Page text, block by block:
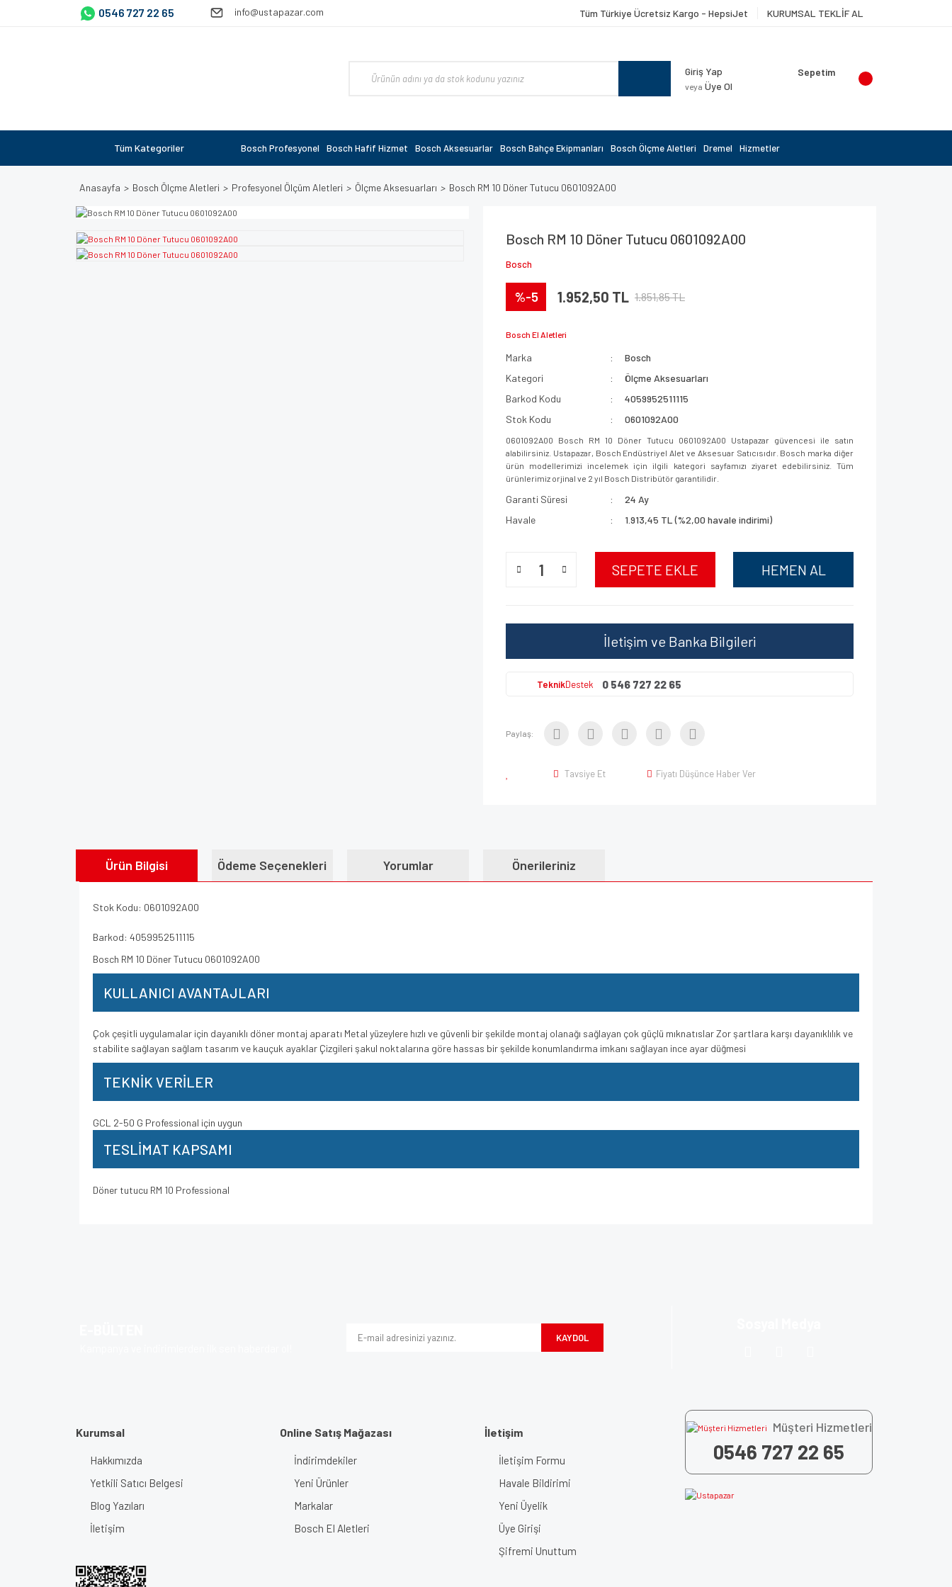
0546 727 22 65 info@ustapazar.com Tüm Türkiye Ücretsiz Kargo - HepsiJet KURUMSAL TEKLİF AL
Giriş Yap
veya Üye Ol
Sepetim
Tüm Kategoriler Bosch Profesyonel Bosch Hafif Hizmet Bosch Aksesuarlar Bosch Bahçe Ekipmanları Bosch Ölçme Aletleri Dremel Hizmetler
Anasayfa Bosch Ölçme Aletleri Profesyonel Ölçüm Aletleri Ölçme Aksesuarları Bosch RM 10 Döner Tutucu 0601092A00
Bosch RM 10 Döner Tutucu 0601092A00
Bosch
%-5 1.952,50 TL 1.851,85 TL
Bosch El Aletleri
Marka
Bosch
Kategori
Ölçme Aksesuarları
Barkod Kodu
4059952511115
Stok Kodu
0601092A00
0601092A00 Bosch RM 10 Döner Tutucu 0601092A00 Ustapazar güvencesi ile satın
alabilirsiniz. Ustapazar, Bosch Endüstriyel Alet ve Aksesuar Satıcısıdır. Bosch marka diğer
ürün modellerimizi incelemek için ilgili kategori sayfamızı ziyaret edebilirsiniz. Tüm
ürünlerimiz orjinal ve 2 yıl Bosch Distribütör garantilidir.
Garanti Süresi
24 Ay
Havale
1.913,45 TL (%2,00 havale indirimi)
SEPETE EKLE HEMEN AL
İletişim ve Banka Bilgileri
TeknikDestek 0 546 727 22 65
Paylaş:
Tavsiye Et Fiyatı Düşünce Haber Ver
Ürün Bilgisi Ödeme Seçenekleri Yorumlar Önerileriniz
Stok Kodu: 0601092A00
Barkod: 4059952511115
Bosch RM 10 Döner Tutucu 0601092A00
KULLANICI AVANTAJLARI
Çok çeşitli uygulamalar için dayanıklı döner montaj aparatı Metal yüzeylere hızlı ve güvenli bir şekilde montaj olanağı sağlayan çok güçlü mıknatıslar Zor şartlara karşı dayanıklılık ve
stabilite sağlayan sağlam tasarım ve kauçuk ayaklar Çizgileri şakul noktalarına göre hassas bir şekilde konumlandırma imkanı sağlayan ince ayar düğmesi
TEKNİK VERİLER
GCL 2-50 G Professional için uygun
TESLİMAT KAPSAMI
Döner tutucu RM 10 Professional
KAYDOL
Kurumsal
Hakkımızda
Yetkili Satıcı Belgesi
Blog Yazıları
İletişim
Online Satış Mağazası
İndirimdekiler
Yeni Ürünler
Markalar
Bosch El Aletleri
İletişim
İletişim Formu
Havale Bildirimi
Yeni Üyelik
Üye Girişi
Şifremi Unuttum
Müşteri Hizmetleri
0546 727 22 65